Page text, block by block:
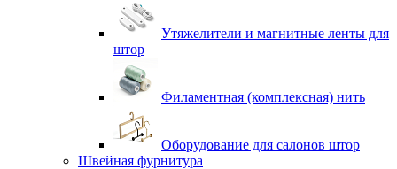
Утяжелители и магнитные ленты для
штор
Филаментная (комплексная) нить
Оборудование для салонов штор
Швейная фурнитура